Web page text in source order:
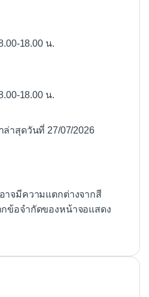
18.00 น.
18.00 น.
าสุดวันที่ 27/07/2026
าจมีความแตกต่างจากสี
กข้อจำกัดของหน้าจอแสดง